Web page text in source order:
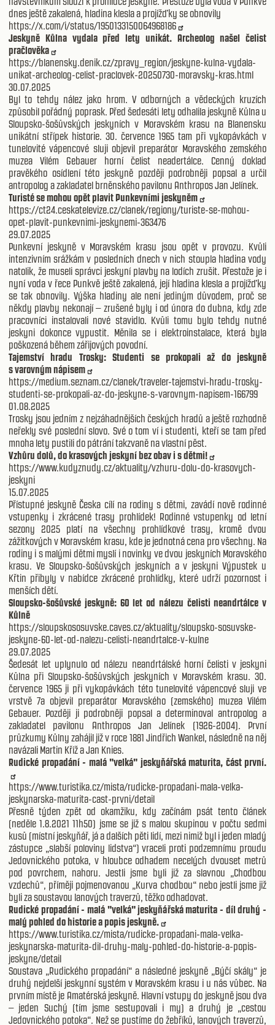
dnes ještě zakalená, hladina klesla a projížďky se obnovily
https://x.com/i/status/1950133150064968186
Jeskyně Kůlna vydala před lety unikát. Archeolog našel čelist
pračlověka
https://blanensky.denik.cz/zpravy_region/jeskyne-kulna-vydala-
unikat-archeolog-celist-praclovek-20250730-moravsky-kras.html
30.07.2025
Byl to tehdy nález jako hrom. V odborných a vědeckých kruzích
způsobil pořádný poprask. Před šedesáti lety odhalila jeskyně Kůlna u
Sloupsko-šošůvských jeskyních v Moravském krasu na Blanensku
unikátní střípek historie. 30. července 1965 tam při vykopávkách v
tunelovité vápencové sluji objevil preparátor Moravského zemského
muzea Vilém Gebauer horní čelist neadertálce. Cenný doklad
pravěkého osídlení této jeskyně později podrobněji popsal a určil
antropolog a zakladatel brněnského pavilonu Anthropos Jan Jelínek.
Turisté se mohou opět plavit Punkevními jeskyněm
https://ct24.ceskatelevize.cz/clanek/regiony/turiste-se-mohou-
opet-plavit-punkevnimi-jeskynemi-363476
29.07.2025
Punkevní jeskyně v Moravském krasu jsou opět v provozu. Kvůli
intenzivním srážkám v posledních dnech v nich stoupla hladina vody
natolik, že museli správci jeskyní plavby na lodích zrušit. Přestože je i
nyní voda v řece Punkvě ještě zakalená, její hladina klesla a projížďky
se tak obnovily. Výška hladiny ale není jediným důvodem, proč se
někdy plavby nekonají – zrušené byly i od února do dubna, kdy zde
pracovníci instalovali nové stavidlo. Kvůli tomu bylo tehdy nutné
jeskyni dokonce vypustit. Měnila se i elektroinstalace, která byla
poškozená během zářijových povodní.
Tajemství hradu Trosky: Studenti se prokopali až do jeskyně
s varovným nápisem
https://medium.seznam.cz/clanek/traveler-tajemstvi-hradu-trosky-
studenti-se-prokopali-az-do-jeskyne-s-varovnym-napisem-166799
01.08.2025
Trosky jsou jedním z nejzáhadnějších českých hradů a ještě rozhodně
neřekly své poslední slovo. Své o tom ví i studenti, kteří se tam před
mnoha lety pustili do pátrání takzvaně na vlastní pěst.
Vzhůru dolů, do krasových jeskyní bez obav i s dětmi!
https://www.kudyznudy.cz/aktuality/vzhuru-dolu-do-krasovych-
jeskyni
15.07.2025
Přístupné jeskyně Česka cílí na rodiny s dětmi, zavádí nově rodinné
vstupenky i zkrácené trasy prohlídek! Rodinné vstupenky od letní
sezony 2025 platí na všechny prohlídkové trasy, kromě dvou
zážitkových v Moravském krasu, kde je jednotná cena pro všechny. Na
rodiny i s malými dětmi myslí i novinky ve dvou jeskyních Moravského
krasu. Ve Sloupsko-šošůvských jeskyních a v jeskyni Výpustek u
Křtin přibyly v nabídce zkrácené prohlídky, které udrží pozornost i
menších dětí.
Sloupsko-šošůvské jeskyně: 60 let od nálezu čelisti neandrtálce v
Kůlně
https://sloupskososuvske.caves.cz/aktuality/sloupsko-sosuvske-
jeskyne-60-let-od-nalezu-celisti-neandrtalce-v-kulne
29.07.2025
Šedesát let uplynulo od nálezu neandrtálské horní čelisti v jeskyni
Kůlna při Sloupsko-šošůvských jeskyních v Moravském krasu. 30.
července 1965 ji při vykopávkách této tunelovité vápencové sluji ve
vrstvě 7a objevil preparátor Moravského (zemského) muzea Vilém
Gebauer. Později ji podrobněji popsal a determinoval antropolog a
zakladatel pavilonu Anthropos Jan Jelínek (1926-2004). První
průzkumy Kůlny zahájil již v roce 1881 Jindřich Wankel, následně na něj
navázali Martin Kříž a Jan Knies.
Rudické propadání - malá "velká" jeskyňářská maturita, část první.
https://www.turistika.cz/mista/rudicke-propadani-mala-velka-
jeskynarska-maturita-cast-prvni/detail
Přesně týden zpět od okamžiku, kdy začínám psát tento článek
(neděle 1.8.2021 11h50) jsme se již s malou skupinou v počtu sedmi
kusů (místní jeskyňář, já a dalších pěti lidí, mezi nimiž byl i jeden mladý
zástupce „slabší poloviny lidstva“) vraceli proti podzemnímu proudu
Jedovnického potoka, v hloubce odhadem necelých dvouset metrů
pod povrchem, nahoru. Jestli jsme byli již za slavnou „Chodbou
vzdechů“, příměji pojmenovanou „Kurva chodbou“ nebo jestli jsme již
byli za soustavou lanových traverzů, těžko odhadovat.
Rudické propadání - malá "velká" jeskyňářská maturita - díl druhý -
malý pohled do historie a popis jeskyně.
https://www.turistika.cz/mista/rudicke-propadani-mala-velka-
jeskynarska-maturita-dil-druhy-maly-pohled-do-historie-a-popis-
jeskyne/detail
Soustava „Rudického propadání“ a následné jeskyně „Býčí skály“ je
druhý nejdelší jeskynní systém v Moravském krasu i u nás vůbec. Na
prvním místě je Amatérská jeskyně. Hlavní vstupy do jeskyně jsou dva
– jeden Suchý (tím jsme sestupovali i my) a druhý je „cestou
Jedovnického potoka“. Než se pustíme do žebříků, lanových traverzů,